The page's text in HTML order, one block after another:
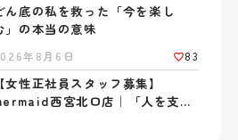
お仕事ですので、
のは難しい？
んが、
が沢山いるサイトには、
」もたくさん集まってきます。
利用者も非常に多く＜稼げるチャンス
。
ん底の私を救った「今を楽し
」の本当の意味
年8月6日 83
女性正社員スタッフ募集】
西宮北口店｜「人を支え
仕事」がしたい方へ